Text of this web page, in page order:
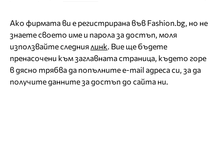
Ако фирмата ви е регистрирана във Fashion.bg, но не
знаете своето име и парола за достъп, моля
използвайте следния линк. Вие ще бъдете
пренасочени към заглавната страница, където горе
в дясно трябва да попълните e-mail адреса си, за да
получите данните за достъп до сайта ни.